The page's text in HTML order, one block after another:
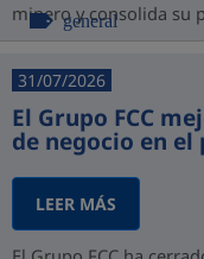
minero y consolida su
general
31/07/2026
El Grupo FCC
de negocio en
LEER MÁS